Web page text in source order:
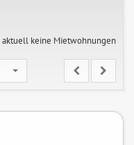
aktuell keine Mietwohnungen